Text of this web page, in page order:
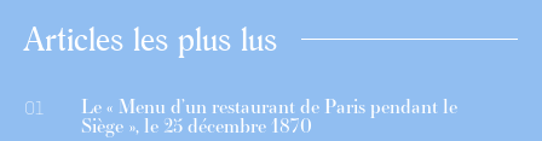
Articles les plus lus
01 Le « Menu d’un restaurant de Paris pendant le
Siège », le 25 décembre 1870